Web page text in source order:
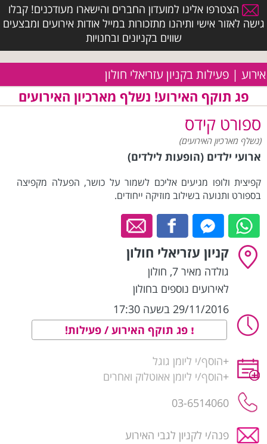
הצטרפו אלינו למועדון החברים והישארו מעודכנים! קבלו
גישה לאזור אישי ותיהנו מתזכורות במייל אודות אירועים ומבצעים
שווים בקניונים ובחנויות
אירוע | פעילות בקניון עזריאלי חולון
פג תוקף האירוע! נשלף מארכיון האירועים
ספורט קידס
(נשלף מארכיון האירועים)
ארועי ילדים (הופעות לילדים)
קפיצית ולופו מגיעים אליכם לשמור על כושר, הפעלה מקפיצה
בספורט ותנועה בשילוב מוזיקה ייחודים.
קניון עזריאלי חולון
גולדה מאיר 7 , חולון
לאירועים נוספים בחולון
29/11/2016 בשעה 17:30
פג תוקף האירוע / פעילות!
+הוסף/י ליומן גוגל
+הוסף/י ליומן אאוטלוק ואחרים
03-6514060
פנה/י לקניון לגבי האירוע